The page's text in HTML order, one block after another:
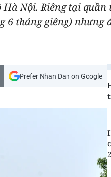
Nội. Riêng tại
6 tháng giêng) nhưng
Prefer Nhan Dan on Google